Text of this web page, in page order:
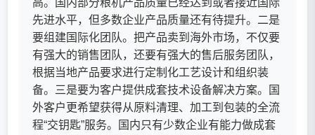
高。国内部分粮机产品质量已经达到或者接近国际
先进水平，但多数企业产品质量还有待提升。二是
要组建国际化团队。把产品卖到海外市场，不仅要
有强大的销售团队，还要有强大的售后服务团队，
根据当地产品要求进行定制化工艺设计和组织装
备。三是要为客户提供成套技术设备解决方案。国
外客户更希望获得从原料清理、加工到包装的全流
程“交钥匙”服务。国内只有少数企业有能力做成套